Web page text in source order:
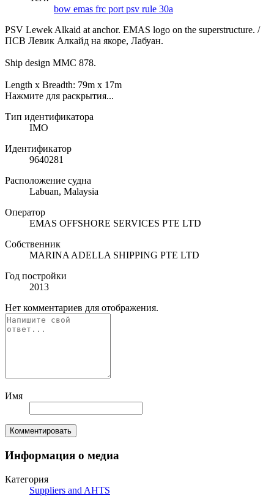
bow emas frc port psv rule 30a
PSV Lewek Alkaid at anchor. EMAS logo on the superstructure. /
ПСВ Левик Алкайд на якоре, Лабуан.
Ship design MMC 878.
Length x Breadth: 79m x 17m
Нажмите для раскрытия...
Тип идентификатора
IMO
Идентификатор
9640281
Расположение судна
Labuan, Malaysia
Оператор
EMAS OFFSHORE SERVICES PTE LTD
Собственник
MARINA ADELLA SHIPPING PTE LTD
Год постройки
2013
Нет комментариев для отображения.
Имя
Комментировать
Информация о медиа
Категория
Suppliers and AHTS